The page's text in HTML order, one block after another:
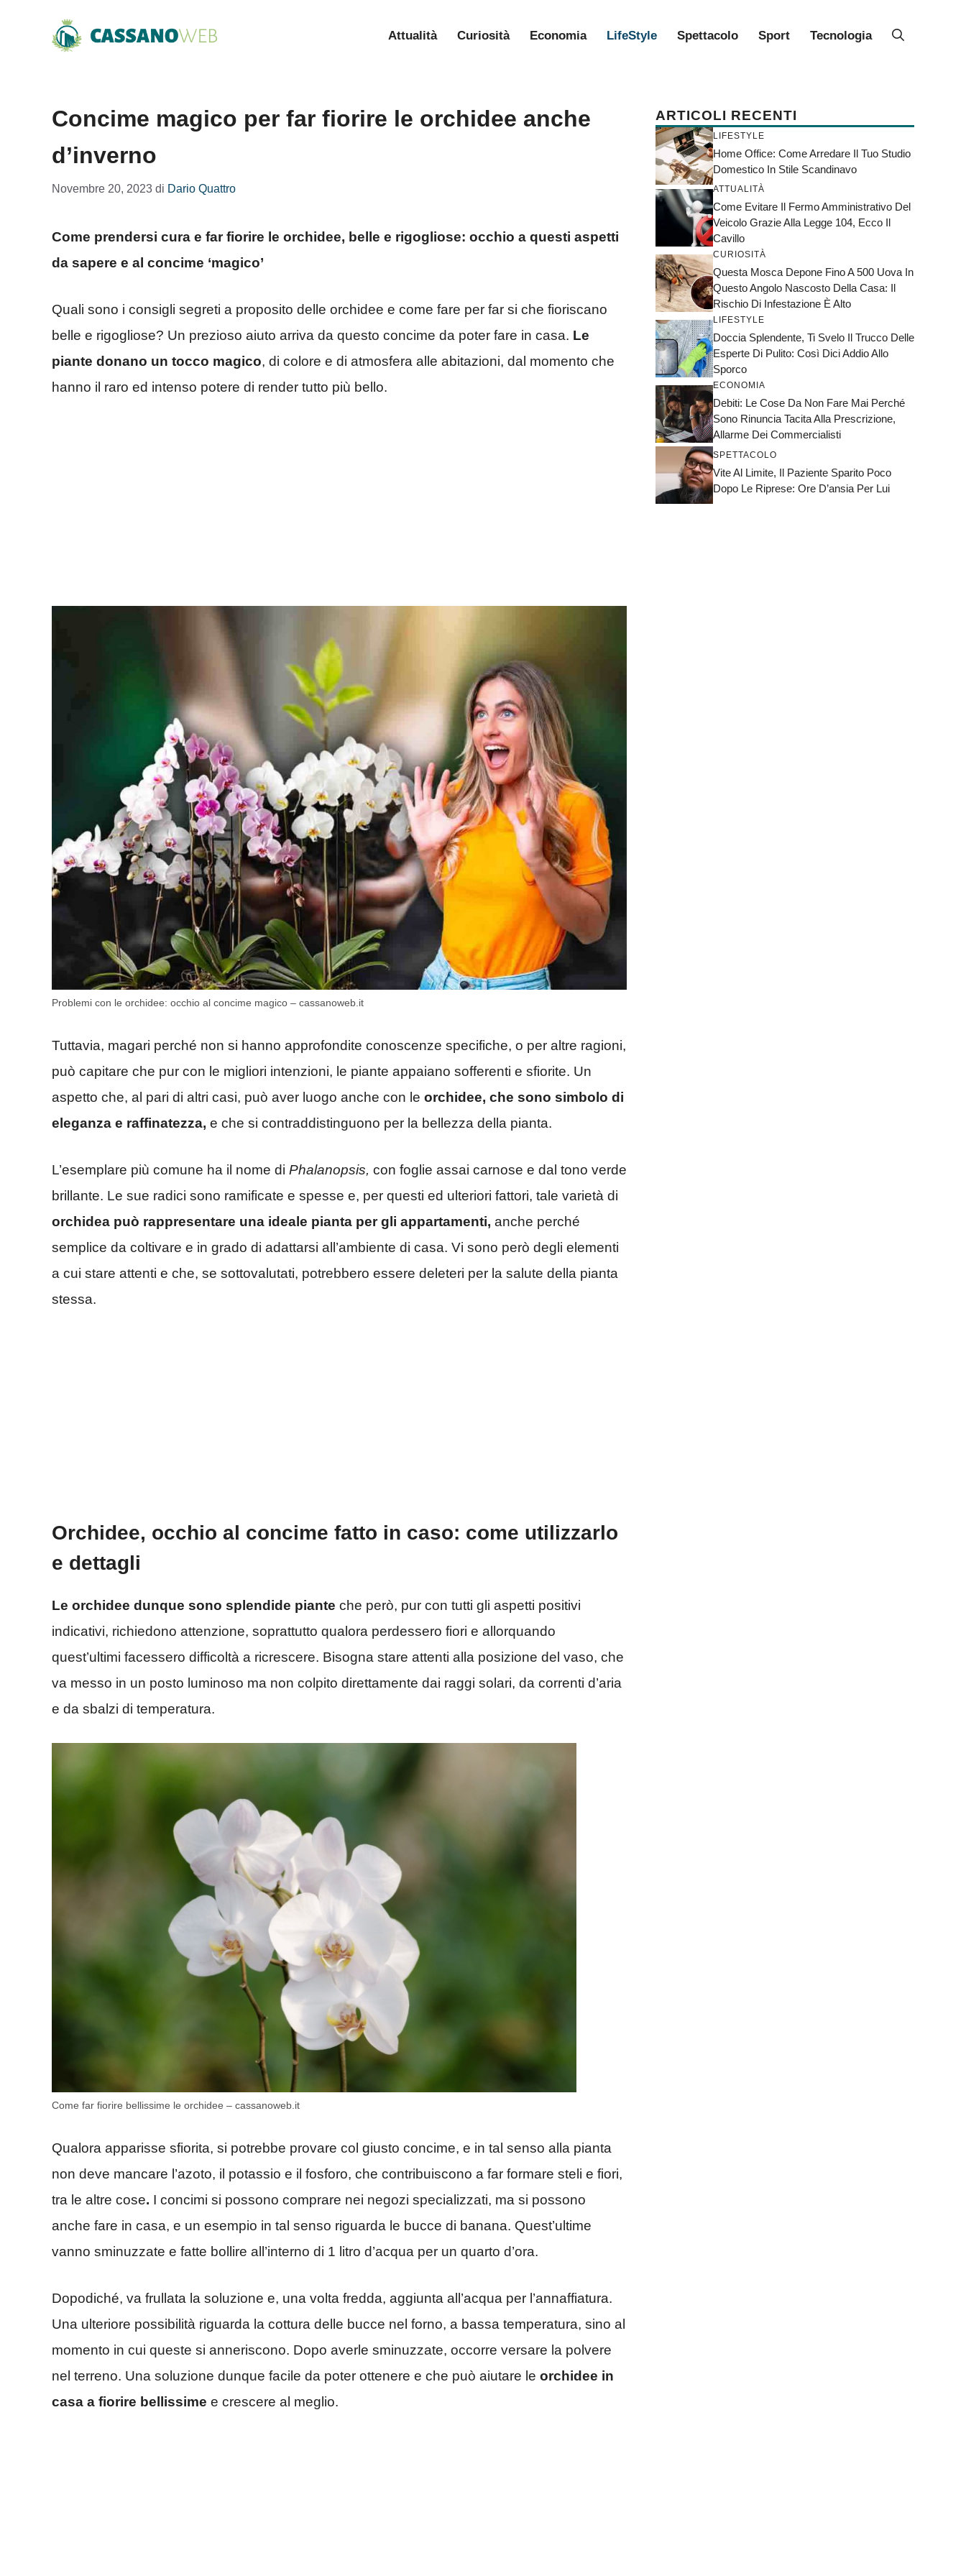
Attualità Curiosità Economia LifeStyle Spettacolo Sport Tecnologia
Concime magico per far fiorire le orchidee anche
d’inverno
Novembre 20, 2023 di Dario Quattro
Come prendersi cura e far fiorire le orchidee, belle e rigogliose: occhio a questi aspetti
da sapere e al concime ‘magico’
Quali sono i consigli segreti a proposito delle orchidee e come fare per far si che fioriscano
belle e rigogliose? Un prezioso aiuto arriva da questo concime da poter fare in casa. Le
piante donano un tocco magico, di colore e di atmosfera alle abitazioni, dal momento che
hanno il raro ed intenso potere di render tutto più bello.
Problemi con le orchidee: occhio al concime magico – cassanoweb.it
Tuttavia, magari perché non si hanno approfondite conoscenze specifiche, o per altre ragioni,
può capitare che pur con le migliori intenzioni, le piante appaiano sofferenti e sfiorite. Un
aspetto che, al pari di altri casi, può aver luogo anche con le orchidee, che sono simbolo di
eleganza e raffinatezza, e che si contraddistinguono per la bellezza della pianta.
L’esemplare più comune ha il nome di Phalanopsis, con foglie assai carnose e dal tono verde
brillante. Le sue radici sono ramificate e spesse e, per questi ed ulteriori fattori, tale varietà di
orchidea può rappresentare una ideale pianta per gli appartamenti, anche perché
semplice da coltivare e in grado di adattarsi all’ambiente di casa. Vi sono però degli elementi
a cui stare attenti e che, se sottovalutati, potrebbero essere deleteri per la salute della pianta
stessa.
Orchidee, occhio al concime fatto in caso: come utilizzarlo
e dettagli
Le orchidee dunque sono splendide piante che però, pur con tutti gli aspetti positivi
indicativi, richiedono attenzione, soprattutto qualora perdessero fiori e allorquando
quest’ultimi facessero difficoltà a ricrescere. Bisogna stare attenti alla posizione del vaso, che
va messo in un posto luminoso ma non colpito direttamente dai raggi solari, da correnti d’aria
e da sbalzi di temperatura.
Come far fiorire bellissime le orchidee – cassanoweb.it
Qualora apparisse sfiorita, si potrebbe provare col giusto concime, e in tal senso alla pianta
non deve mancare l’azoto, il potassio e il fosforo, che contribuiscono a far formare steli e fiori,
tra le altre cose. I concimi si possono comprare nei negozi specializzati, ma si possono
anche fare in casa, e un esempio in tal senso riguarda le bucce di banana. Quest’ultime
vanno sminuzzate e fatte bollire all’interno di 1 litro d’acqua per un quarto d’ora.
Dopodiché, va frullata la soluzione e, una volta fredda, aggiunta all’acqua per l’annaffiatura.
Una ulteriore possibilità riguarda la cottura delle bucce nel forno, a bassa temperatura, sino al
momento in cui queste si anneriscono. Dopo averle sminuzzate, occorre versare la polvere
nel terreno. Una soluzione dunque facile da poter ottenere e che può aiutare le orchidee in
casa a fiorire bellissime e crescere al meglio.
ARTICOLI RECENTI
LIFESTYLE
Home Office: Come Arredare Il Tuo Studio
Domestico In Stile Scandinavo
ATTUALITÀ
Come Evitare Il Fermo Amministrativo Del
Veicolo Grazie Alla Legge 104, Ecco Il
Cavillo
CURIOSITÀ
Questa Mosca Depone Fino A 500 Uova In
Questo Angolo Nascosto Della Casa: Il
Rischio Di Infestazione È Alto
LIFESTYLE
Doccia Splendente, Ti Svelo Il Trucco Delle
Esperte Di Pulito: Così Dici Addio Allo
Sporco
ECONOMIA
Debiti: Le Cose Da Non Fare Mai Perché
Sono Rinuncia Tacita Alla Prescrizione,
Allarme Dei Commercialisti
SPETTACOLO
Vite Al Limite, Il Paziente Sparito Poco
Dopo Le Riprese: Ore D’ansia Per Lui